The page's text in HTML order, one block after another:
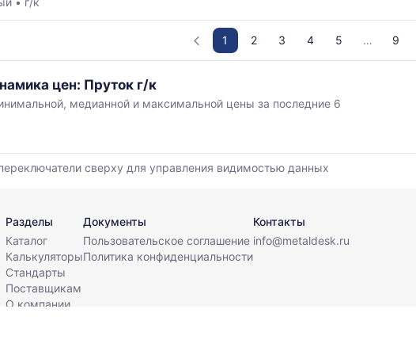
1 2 3 4 5 9
цен: Пруток г/к
медианной и максимальной цены за последние 6
сверху для управления видимостью данных
Разделы
Каталог
Калькуляторы
Стандарты
Поставщикам
О компании
Документы
Пользовательское соглашение
Политика конфиденциальности
Контакты
info@metaldesk.ru